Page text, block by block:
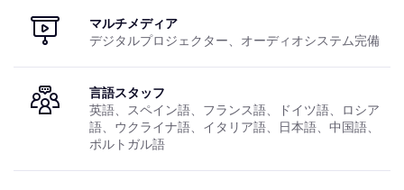
マルチメディア
デジタルプロジェクター、オーディオシステム完備
言語スタッフ
英語、スペイン語、フランス語、ドイツ語、ロシア
語、ウクライナ語、イタリア語、日本語、中国語、
ポルトガル語